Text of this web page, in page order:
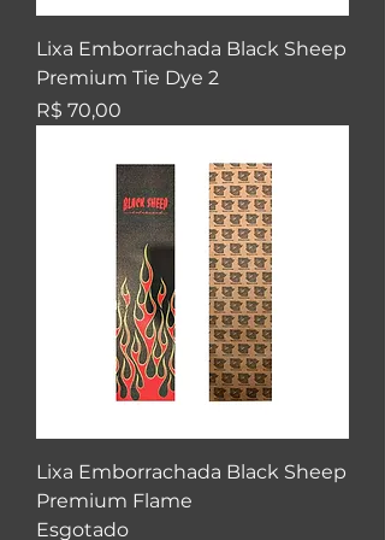
Lixa Emborrachada Black Sheep
Premium Tie Dye 2
Preço
R$ 70,00
Lixa Emborrachada Black Sheep
Premium Flame
Esgotado